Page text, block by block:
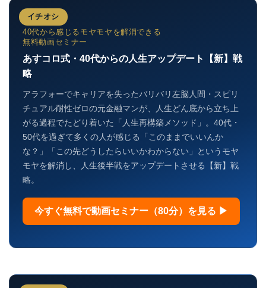
イチオシ
40代から感じるモヤモヤを解消できる
無料動画セミナー
あすコロ式・40代からの人生アップデート【新】戦
略
アラフォーでキャリアを失ったバリバリ左脳人間・スピリ
チュアル耐性ゼロの元金融マンが、人生どん底から立ち上
がる過程でたどり着いた「人生再構築メソッド」。40代・
50代を過ぎて多くの人が感じる「このままでいいんか
な？」「この先どうしたらいいかわからない」というモヤ
モヤを解消し、人生後半戦をアップデートさせる【新】戦
略。
今すぐ無料で動画セミナー（80分）を見る ▶